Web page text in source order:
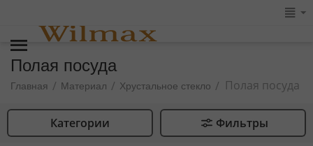
Полая посуда
Главная / Материал / Хрустальное стекло / Полая посуда
Категории Фильтры